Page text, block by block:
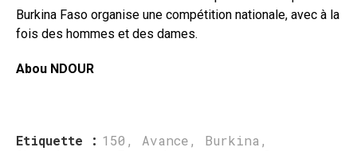
Burkina Faso organise une compétition nationale, avec à la
fois des hommes et des dames.
Abou NDOUR
Etiquette : 150 , Avance, Burkina,